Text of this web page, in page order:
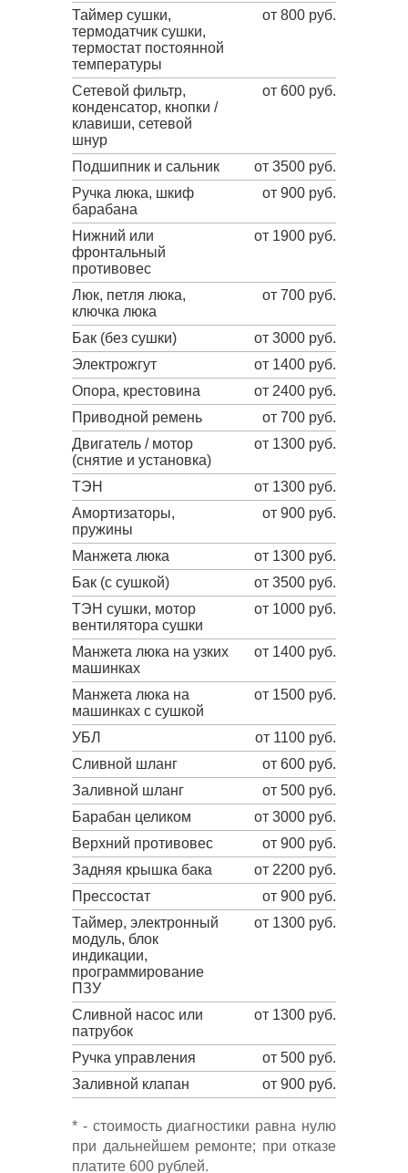
Таймер сушки,
термодатчик сушки,
термостат постоянной
температуры
от 800 руб.
Сетевой фильтр,
конденсатор, кнопки /
клавиши, сетевой
шнур
от 600 руб.
Подшипник и сальник
от 3500 руб.
Ручка люка, шкиф
барабана
от 900 руб.
Нижний или
фронтальный
противовес
от 1900 руб.
Люк, петля люка,
ключка люка
от 700 руб.
Бак (без сушки)
от 3000 руб.
Электрожгут
от 1400 руб.
Опора, крестовина
от 2400 руб.
Приводной ремень
от 700 руб.
Двигатель / мотор
(снятие и установка)
от 1300 руб.
ТЭН
от 1300 руб.
Амортизаторы,
пружины
от 900 руб.
Манжета люка
от 1300 руб.
Бак (с сушкой)
от 3500 руб.
ТЭН сушки, мотор
вентилятора сушки
от 1000 руб.
Манжета люка на узких
машинках
от 1400 руб.
Манжета люка на
машинках с сушкой
от 1500 руб.
УБЛ
от 1100 руб.
Сливной шланг
от 600 руб.
Заливной шланг
от 500 руб.
Барабан целиком
от 3000 руб.
Верхний противовес
от 900 руб.
Задняя крышка бака
от 2200 руб.
Прессостат
от 900 руб.
Таймер, электронный
модуль, блок
индикации,
программирование
ПЗУ
от 1300 руб.
Сливной насос или
патрубок
от 1300 руб.
Ручка управления
от 500 руб.
Заливной клапан
от 900 руб.
* - стоимость диагностики равна нулю
при дальнейшем ремонте; при отказе
платите 600 рублей.